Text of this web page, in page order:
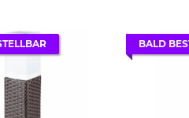
BALD